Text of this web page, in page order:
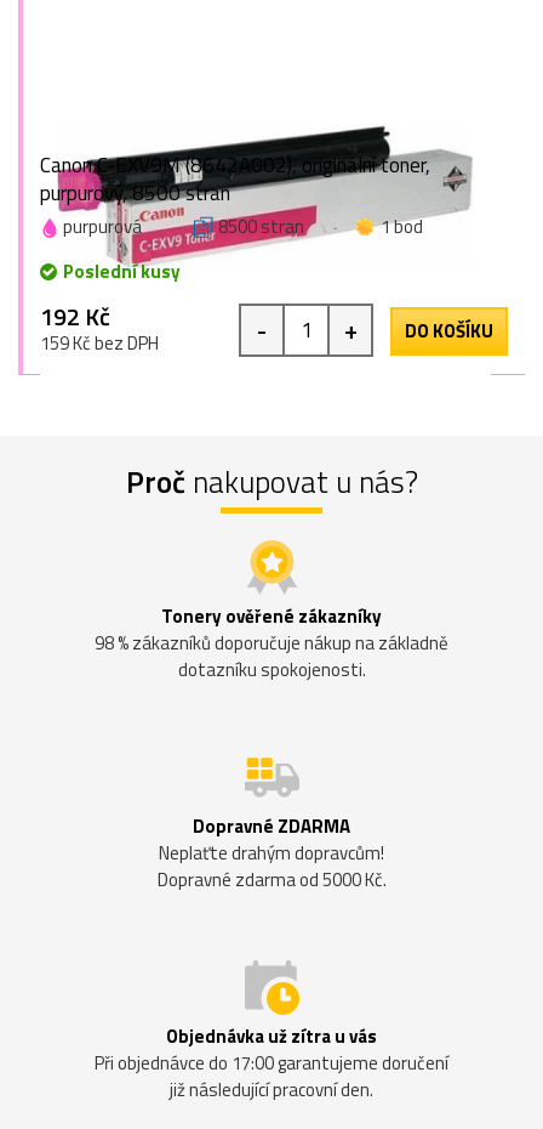
Canon C-EXV9M (8642A002), originální toner,
purpurový, 8500 stran
purpurová 8500 stran
1 bod
Poslední kusy
192 Kč
159 Kč bez DPH - + DO KOŠÍKU
Proč nakupovat u nás?
Tonery ověřené zákazníky
98 % zákazníků doporučuje nákup na základně
dotazníku spokojenosti.
Dopravné ZDARMA
Neplaťte drahým dopravcům!
Dopravné zdarma od 5000 Kč.
Objednávka už zítra u vás
Při objednávce do 17:00 garantujeme doručení
již následující pracovní den.